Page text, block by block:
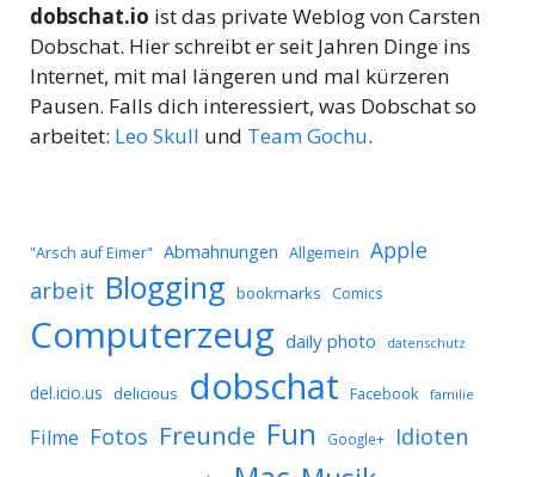
dobschat.io ist das private Weblog von Carsten
Dobschat. Hier schreibt er seit Jahren Dinge ins
Internet, mit mal längeren und mal kürzeren
Pausen. Falls dich interessiert, was Dobschat so
arbeitet: Leo Skull und Team Gochu.
"Arsch auf Eimer" Abmahnungen Allgemein Apple
arbeit Blogging bookmarks Comics
Computerzeug daily photo datenschutz
del.icio.us delicious dobschat Facebook familie
Filme Fotos Freunde Fun Google+ Idioten